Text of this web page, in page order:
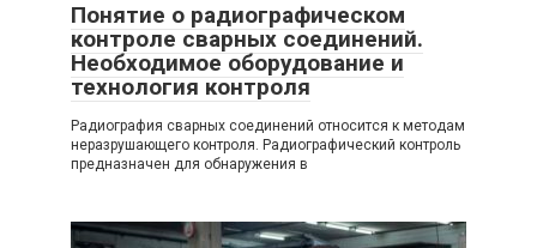
Понятие о радиографическом
контроле сварных соединений.
Необходимое оборудование и
технология контроля
Радиография сварных соединений относится к методам
неразрушающего контроля. Радиографический контроль
предназначен для обнаружения в